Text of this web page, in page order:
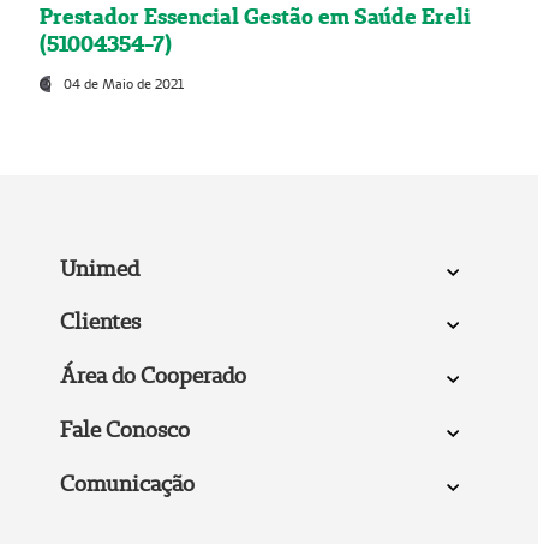
Prestador Essencial Gestão em Saúde Ereli
(51004354-7)
04 de Maio de 2021
Unimed
Clientes
Área do Cooperado
Fale Conosco
Comunicação